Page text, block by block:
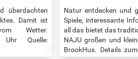
überdachten
Damit ist
Wetter.
Quelle:
Natur entdecken und
Spiele, interessante
all das bietet das
NAJU großen und
BrookHus. Details